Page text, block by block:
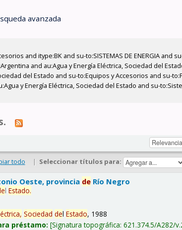
avanzada
and itype:BK and su-to:SISTEMAS DE ENERGIA and
and au:Agua y Energía Eléctrica, Sociedad del
del Estado and su-to:Equipos y Accesorios and su-
y Energía Eléctrica, Sociedad del Estado and su-
todo | Seleccionar títulos para:
Oeste, provincia de Río Negro
lEstado.
Sociedad delEstado, 1988
préstamo: Signatura topográfica:621.374.5/A282/